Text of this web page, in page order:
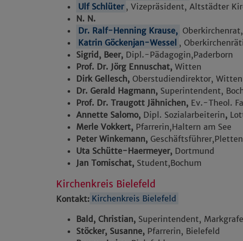
Ulf Schlüter , Vizepräsident, Altstädter
N. N.
Dr. Ralf-Henning Krause,
Katrin Göckenjan-Wessel ,
Sigrid, Beer, Dipl.-Pädagogin,Paderborn
Prof. Dr. Jörg Ennuschat, Witten
Dirk Gellesch, Oberstudiendirektor, Witten
Dr. Gerald Hagmann, Superintendent,
Prof. Dr. Traugott Jähnichen, Ev.-Theol.
Annette Salomo, Dipl. Sozialarbeiterin,
Merle Vokkert, Pfarrerin,Haltern am See
Peter Winkemann, Geschäftsführer,
Uta Schütte-Haermeyer, Dortmund
Jan Tomischat, Student,Bochum
Kirchenkreis Bielefeld
Kontakt: Kirchenkreis Bielefeld
Bald, Christian, Superintendent,
Stöcker, Susanne, Pfarrerin, Bielefeld